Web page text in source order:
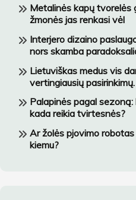
Metalinės kapų tvorelės
žmonės jas renkasi vėl
Interjero dizaino
nors skamba
Lietuviškas medus vis
vertingiausių
Palapinės pagal
kada reikia tvirtesnės?
Ar žolės pjovimo
kiemu?